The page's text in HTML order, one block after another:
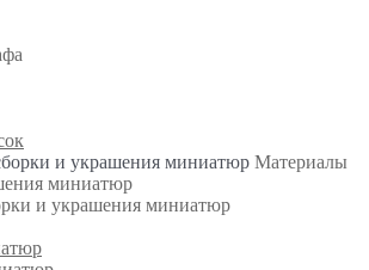
Материалы
миниатюр
и украшения миниатюр